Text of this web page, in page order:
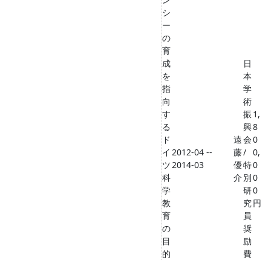
シ
ー
の
育
成
を
指
向
す
る
ド
イ
ツ
科
学
教
育
の
目
的
2012-04 --
2014-03
遠
藤
優
介
日
本
学
術
振
興
会
/
特
別
研
究
員
奨
励
費
1,
8
0
0,
0
0
0
円